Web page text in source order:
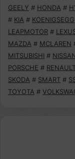
GEELY # HONDA #
# KIA # KOENIGSEGG
LEAPMOTOR #
MAZDA # MCLAREN
MITSUBISHI #
PORSCHE #
SKODA # SMART #
TOYOTA #